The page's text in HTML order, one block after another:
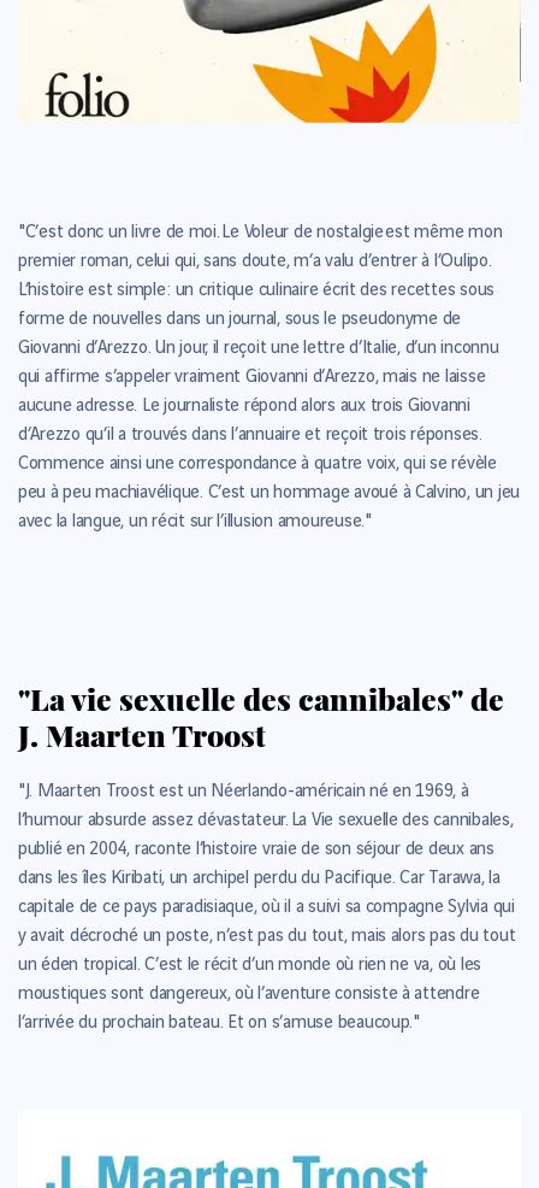
"C’est donc un livre de moi. Le Voleur de nostalgie est même mon
premier roman, celui qui, sans doute, m’a valu d’entrer à l’Oulipo.
L’histoire est simple : un critique culinaire écrit des recettes sous
forme de nouvelles dans un journal, sous le pseudonyme de
Giovanni d’Arezzo. Un jour, il reçoit une lettre d’Italie, d’un inconnu
qui affirme s’appeler vraiment Giovanni d’Arezzo, mais ne laisse
aucune adresse. Le journaliste répond alors aux trois Giovanni
d’Arezzo qu’il a trouvés dans l’annuaire et reçoit trois réponses.
Commence ainsi une correspondance à quatre voix, qui se révèle
peu à peu machiavélique. C’est un hommage avoué à Calvino, un jeu
avec la langue, un récit sur l’illusion amoureuse."
"La vie sexuelle des cannibales" de
J. Maarten Troost
"J. Maarten Troost est un Néerlando-américain né en 1969, à
l’humour absurde assez dévastateur. La Vie sexuelle des cannibales,
publié en 2004, raconte l’histoire vraie de son séjour de deux ans
dans les îles Kiribati, un archipel perdu du Pacifique. Car Tarawa, la
capitale de ce pays paradisiaque, où il a suivi sa compagne Sylvia qui
y avait décroché un poste, n’est pas du tout, mais alors pas du tout
un éden tropical. C’est le récit d’un monde où rien ne va, où les
moustiques sont dangereux, où l’aventure consiste à attendre
l’arrivée du prochain bateau. Et on s’amuse beaucoup."